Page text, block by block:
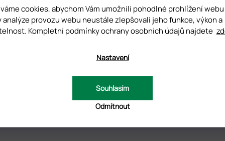
cookies, abychom Vám umožnili pohodlné prohlížení webu
analýze provozu webu neustále zlepšovali jeho funkce, výkon a
Kompletní podmínky ochrany osobních údajů najdete
Nastavení
Odmítnout
Souhlasím
jednoduchá a pohodlná. Jako první vrstvu doporučujeme použí
Vhodný i do LED lamp.
když se navzájem kombinují-stínují.
a vyzkoušejte díky AI tuto barvu přímo na nehtech. Je
vždycky lepší. :)